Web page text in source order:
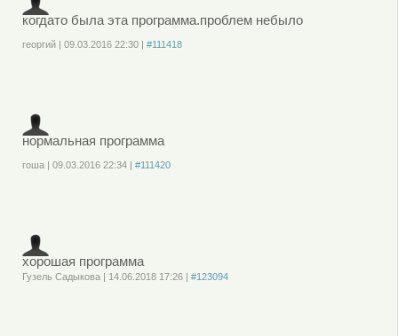
когдато была эта программа.проблем небыло
георгий | 09.03.2016 22:30| #111418
нормальная программа
гоша| 09.03.2016 22:34| #111420
хорошая программа
Гузель Садыкова| 14.06.2018 17:26| #123094